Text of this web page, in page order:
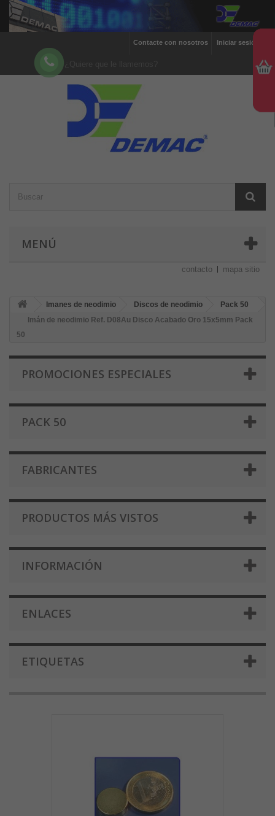
Iniciar sesión
Contacte con nosotros
MENÚ
contacto mapa sitio
Imanes de neodimio Discos de neodimio
Pack 50
Imán de neodimio Ref. D08Au Disco Acabado Oro 15x5mm Pack
50
PROMOCIONES ESPECIALES
PACK 50
FABRICANTES
PRODUCTOS MÁS VISTOS
INFORMACIÓN
ENLACES
ETIQUETAS